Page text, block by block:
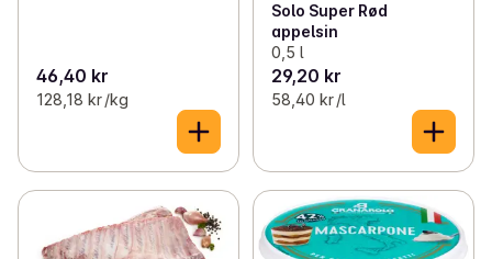
46,40 kr
128,18 kr /kg
Solo Super Rød
appelsin
0,5 l
29,20 kr
58,40 kr /l